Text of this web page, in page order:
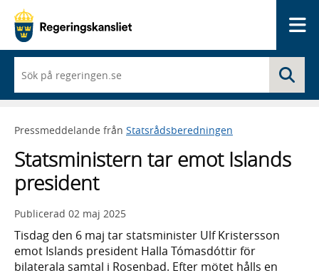
du
börjar
skriva
framträder
lista
med
sökförslag
Pressmeddelande från Statsrådsberedningen
Statsministern tar emot Islands
president
Publicerad 02 maj 2025
Tisdag den 6 maj tar statsminister Ulf Kristersson
emot Islands president Halla Tómasdóttir för
bilaterala samtal i Rosenbad. Efter mötet hålls en